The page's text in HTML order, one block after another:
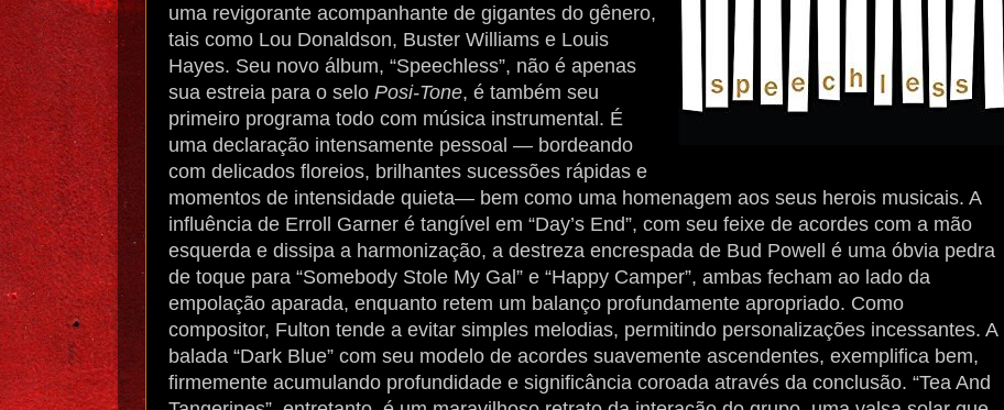
uma revigorante acompanhante de gigantes do gênero,
tais como Lou Donaldson, Buster Williams e Louis
Hayes. Seu novo álbum, “Speechless”, não é apenas
sua estreia para o selo Posi-Tone, é também seu
primeiro programa todo com música instrumental. É
uma declaração intensamente pessoal — bordeando
com delicados floreios, brilhantes sucessões rápidas e
momentos de intensidade quieta— bem como uma homenagem aos seus herois musicais. A
influência de Erroll Garner é tangível em “Day’s End”, com seu feixe de acordes com a mão
esquerda e dissipa a harmonização, a destreza encrespada de Bud Powell é uma óbvia pedra
de toque para “Somebody Stole My Gal” e “Happy Camper”, ambas fecham ao lado da
empolação aparada, enquanto retem um balanço profundamente apropriado. Como
compositor, Fulton tende a evitar simples melodias, permitindo personalizações incessantes. A
balada “Dark Blue” com seu modelo de acordes suavemente ascendentes, exemplifica bem,
firmemente acumulando profundidade e significância coroada através da conclusão. “Tea And